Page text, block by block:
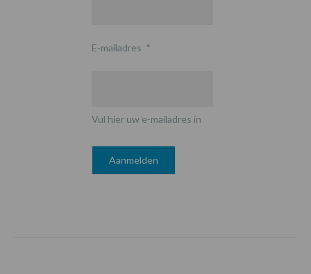
E-mailadres *
Vul hier uw e-mailadres in